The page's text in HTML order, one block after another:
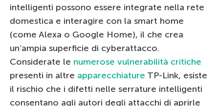
intelligenti possono essere integrate nella rete
domestica e interagire con la smart home
(come Alexa o Google Home), il che crea
un’ampia superficie di cyberattacco.
Considerate le numerose vulnerabilità critiche
presenti in altre apparecchiature TP-Link, esiste
il rischio che i difetti nelle serrature intelligenti
consentano agli autori degli attacchi di aprirle